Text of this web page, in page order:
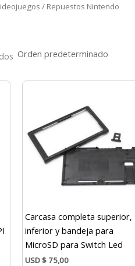
/ Repuestos Nintendo
Carcasa completa superior,
inferior y bandeja para
MicroSD para Switch Led
USD$ 75,00